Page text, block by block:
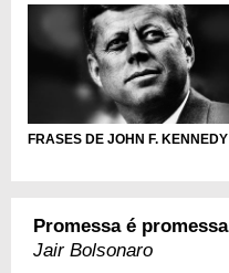
FRASES DE JOHN F. KENNEDY
Promessa é promessa
Jair Bolsonaro